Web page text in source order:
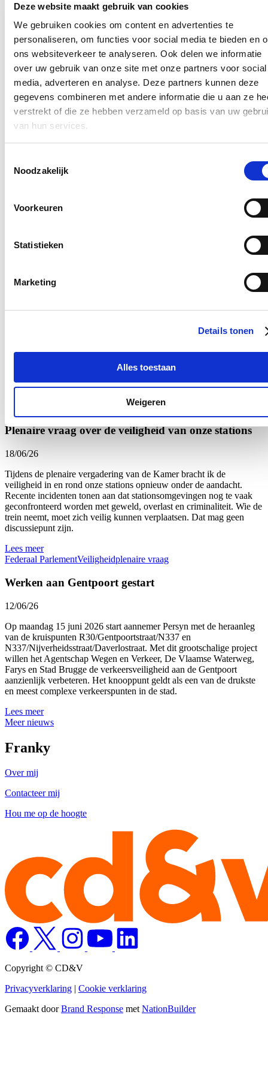
Deze website maakt gebruik van cookies
We gebruiken cookies om content en advertenties te
personaliseren, om functies voor social media te bieden en
ons websiteverkeer te analyseren. Ook delen we informatie
over uw gebruik van onze site met onze partners voor social
media, adverteren en analyse. Deze partners kunnen deze
gegevens combineren met andere informatie die u aan ze
verstrekt of die ze hebben verzameld op basis van uw
van hun services.
Noodzakelijk
Voorkeuren
Statistieken
Marketing
Details tonen
Alles toestaan
Weigeren
Week 2 - za 23/04: Sportpark Koolkerke, Gemeneweidestraat
50, Koolkerke
Week 3 - za 30/04: Tempelhof, Tempelhof 57, Sint-Pieters
Week 4 - za 07/05: Astridpark, Stalijzerstraat 11, Brugge
Week 5 - za 14/05: Daverlo, Dries 2, Assebroek
Week 6 - za 21/05: Gulden Kamer, Geralaan 809, Sint-Kruis
Week 7 - za 28/05: Koude Keuken, Zandstraat 284, Sint-
Andries
Week 8 - za 04/06: Sint-Donaaspark, Sint-Donaasstraat,
Zeebrugge
Uiteraard kunnen ook nog andere parken opgenomen worden in de
Nieuws
Plenaire vraag over de hervormingen van de
brandweer
interventie: zij zijn vaak als eersten ter plaatse wanneer mensen hulp
van nabij op. Dat de regering werk wil maken van een modern
van een staking van onbepaalde duur door de brandweervakbonden
toont aan dat hervormingen alleen kunnen slagen wanneer er
Veiligheidplenaire vraag
Plenaire vraag over de veiligheid van onze stations
18/06/26
Tijdens de plenaire vergadering van de Kamer bracht ik de
veiligheid in en rond onze stations opnieuw onder de aandacht.
Recente incidenten tonen aan dat stationsomgevingen nog te vaak
geconfronteerd worden met geweld, overlast en criminaliteit. Wie de
trein neemt, moet zich veilig kunnen verplaatsen. Dat mag geen
discussiepunt zijn.
Lees meer
Federaal ParlementVeiligheidplenaire vraag
Werken aan Gentpoort gestart
12/06/26
Op maandag 15 juni 2026 start aannemer Persyn met de heraanleg
van de kruispunten R30/Gentpoortstraat/N337 en
N337/Nijverheidsstraat/Daverlostraat. Met dit grootschalige project
willen het Agentschap Wegen en Verkeer, De Vlaamse Waterweg,
Farys en Stad Brugge de verkeersveiligheid aan de Gentpoort
aanzienlijk verbeteren. Het knooppunt geldt als een van de drukste
en meest complexe verkeerspunten in de stad.
Lees meer
Meer nieuws
Franky
Over mij
Contacteer mij
Hou me op de hoogte
Copyright © CD&V
Privacyverklaring | Cookie verklaring
Gemaakt doorBrand Response metNationBuilder